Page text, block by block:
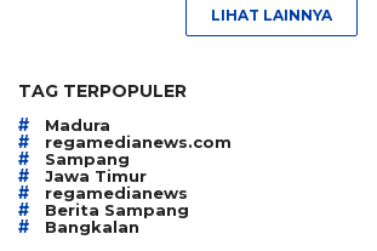
LIHAT LAINNYA
TAG TERPOPULER
# Madura
# regamedianews.com
# Sampang
# Jawa Timur
# regamedianews
# Berita Sampang
# Bangkalan